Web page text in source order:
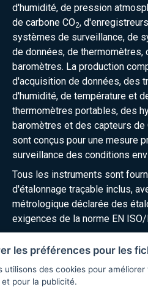
d'humidité, de pression
de carbone CO2,
systèmes de surveillance, de
de données, de thermomètres,
baromètres. La production
d'acquisition de données, des
d'humidité, de température et
thermomètres portables, des
baromètres et des capteurs de
sont conçus pour une mesure
surveillance des conditions
Tous les instruments sont
d'étalonnage traçable inclus,
métrologique déclarée des
exigences de la norme EN
les préférences pour les
utilisons des cookies pour
et pour la publicité.